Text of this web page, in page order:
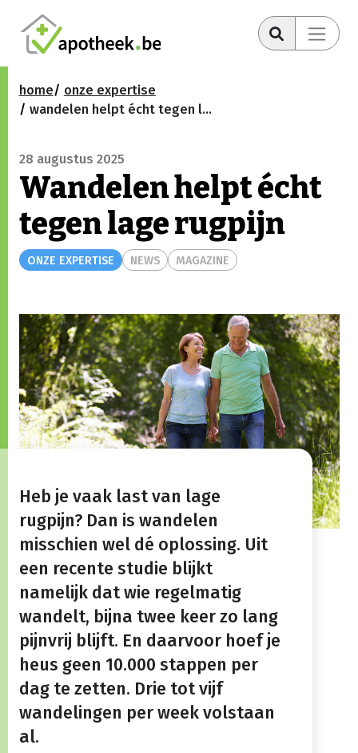
home
onze expertise
wandelen helpt écht tegen lage rugpijn
28 augustus 2025
Wandelen helpt écht
tegen lage rugpijn
ONZE EXPERTISE NEWS MAGAZINE
Heb je vaak last van lage
rugpijn? Dan is wandelen
misschien wel dé oplossing. Uit
een recente studie blijkt
namelijk dat wie regelmatig
wandelt, bijna twee keer zo lang
pijnvrij blijft. En daarvoor hoef je
heus geen 10.000 stappen per
dag te zetten. Drie tot vijf
wandelingen per week volstaan
al.